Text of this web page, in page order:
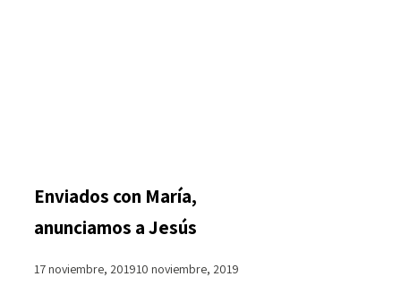
Enviados con María,
anunciamos a Jesús
17 noviembre, 201910 noviembre, 2019